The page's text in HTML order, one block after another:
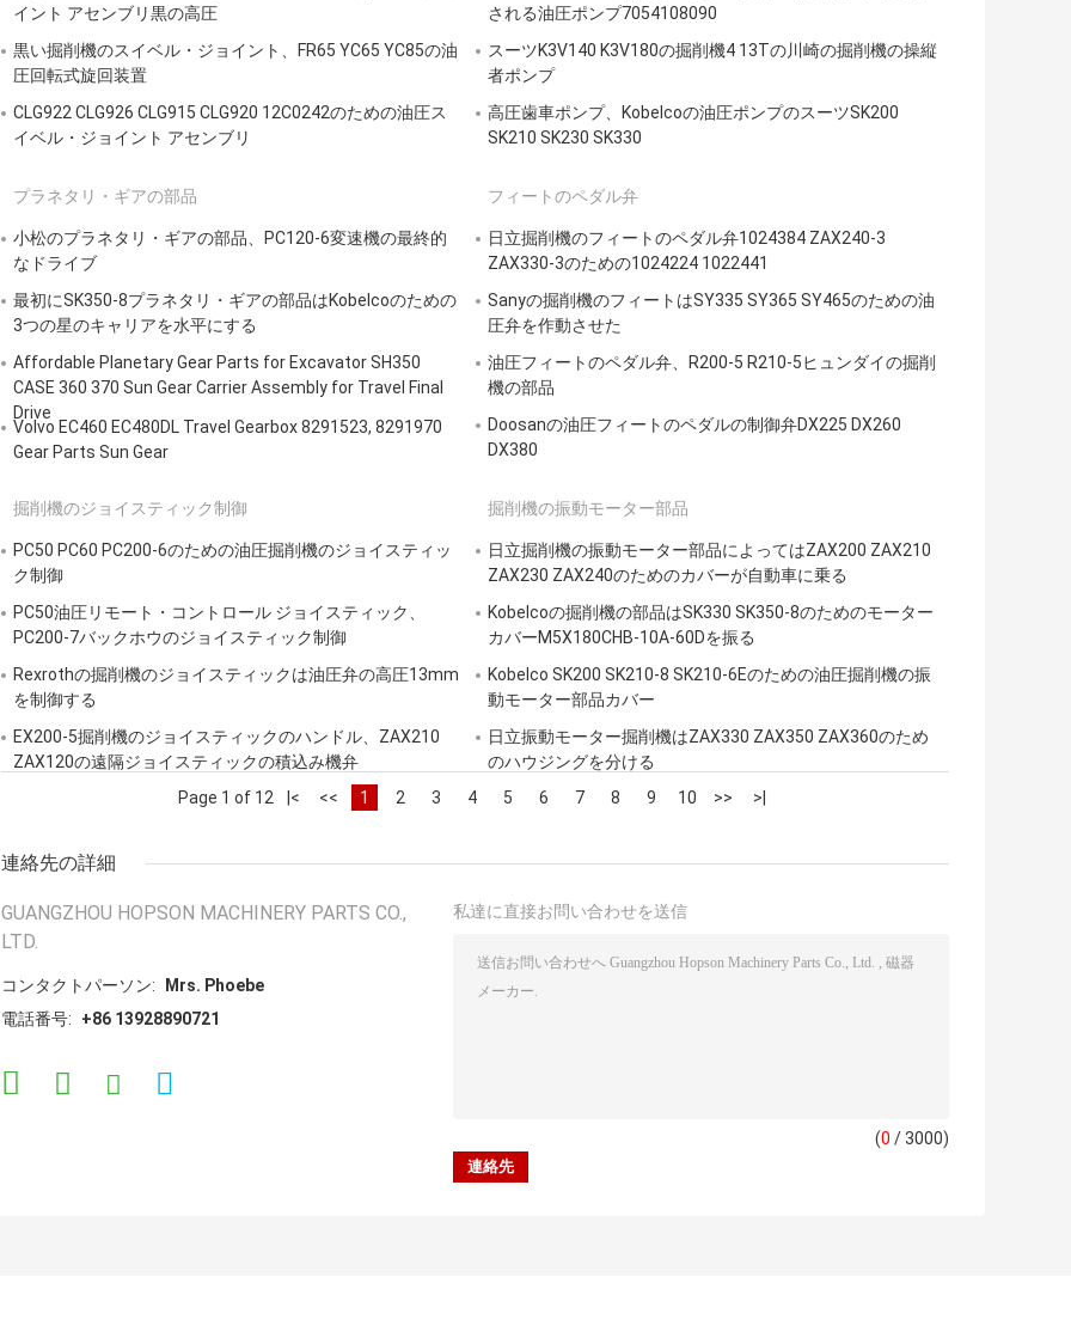
イント アセンブリ黒の高圧
黒い掘削機のスイベル・ジョイント、FR65 YC65 YC85の油
圧回転式旋回装置
CLG922 CLG926 CLG915 CLG920 12C0242のための油圧ス
イベル・ジョイント アセンブリ
される油圧ポンプ7054108090
スーツK3V140 K3V180の掘削機4 13Tの川崎の掘削機の操縦
者ポンプ
高圧歯車ポンプ、Kobelcoの油圧ポンプのスーツSK200
SK210 SK230 SK330
プラネタリ・ギアの部品
小松のプラネタリ・ギアの部品、PC120-6変速機の最終的
なドライブ
最初にSK350-8プラネタリ・ギアの部品はKobelcoのための
3つの星のキャリアを水平にする
Affordable Planetary Gear Parts for Excavator SH350
CASE 360 370 Sun Gear Carrier Assembly for Travel Final
Drive
Volvo EC460 EC480DL Travel Gearbox 8291523, 8291970
Gear Parts Sun Gear
フィートのペダル弁
日立掘削機のフィートのペダル弁1024384 ZAX240-3
ZAX330-3のための1024224 1022441
Sanyの掘削機のフィートはSY335 SY365 SY465のための油
圧弁を作動させた
油圧フィートのペダル弁、R200-5 R210-5ヒュンダイの掘削
機の部品
Doosanの油圧フィートのペダルの制御弁DX225 DX260
DX380
掘削機のジョイスティック制御
PC50 PC60 PC200-6のための油圧掘削機のジョイスティッ
ク制御
PC50油圧リモート・コントロール ジョイスティック、
PC200-7バックホウのジョイスティック制御
Rexrothの掘削機のジョイスティックは油圧弁の高圧13mm
を制御する
EX200-5掘削機のジョイスティックのハンドル、ZAX210
ZAX120の遠隔ジョイスティックの積込み機弁
掘削機の振動モーター部品
日立掘削機の振動モーター部品によってはZAX200 ZAX210
ZAX230 ZAX240のためのカバーが自動車に乗る
Kobelcoの掘削機の部品はSK330 SK350-8のためのモーター
カバーM5X180CHB-10A-60Dを振る
Kobelco SK200 SK210-8 SK210-6Eのための油圧掘削機の振
動モーター部品カバー
日立振動モーター掘削機はZAX330 ZAX350 ZAX360のため
のハウジングを分ける
Page 1 of 12
|< << 1 2 3 4 5 6 7 8 9 10 >> >|
連絡先の詳細
GUANGZHOU HOPSON MACHINERY PARTS CO.,
LTD.
コンタクトパーソン:
Mrs. Phoebe
電話番号:
+86 13928890721
私達に直接お問い合わせを送信
(0 / 3000)